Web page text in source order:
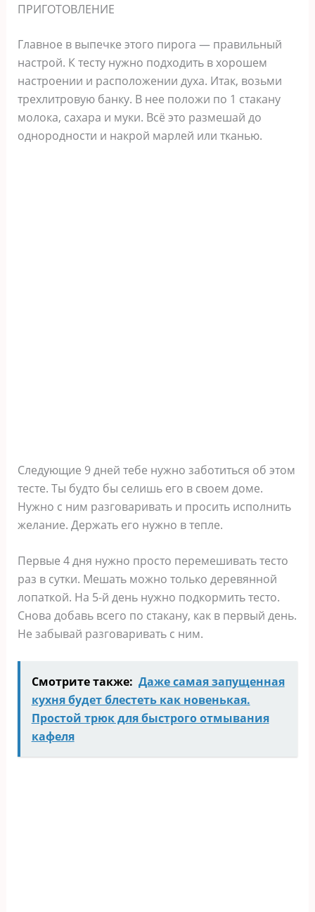
ПРИГОТОВЛЕНИЕ
Главное в выпечке этого пирога — правильный
настрой. К тесту нужно подходить в хорошем
настроении и расположении духа. Итак, возьми
трехлитровую банку. В нее положи по 1 стакану
молока, сахара и муки. Всё это размешай до
однородности и накрой марлей или тканью.
Следующие 9 дней тебе нужно заботиться об этом
тесте. Ты будто бы селишь его в своем доме.
Нужно с ним разговаривать и просить исполнить
желание. Держать его нужно в тепле.
Первые 4 дня нужно просто перемешивать тесто
раз в сутки. Мешать можно только деревянной
лопаткой. На 5-й день нужно подкормить тесто.
Снова добавь всего по стакану, как в первый день.
Не забывай разговаривать с ним.
Смотрите также: Даже самая запущенная
кухня будет блестеть как новенькая.
Простой трюк для быстрого отмывания
кафеля